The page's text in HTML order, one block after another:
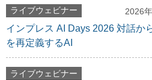
ライブウェビナー 2026
インプレス AI Days 2026 対話か
を再定義するAI
ライブウェビナー